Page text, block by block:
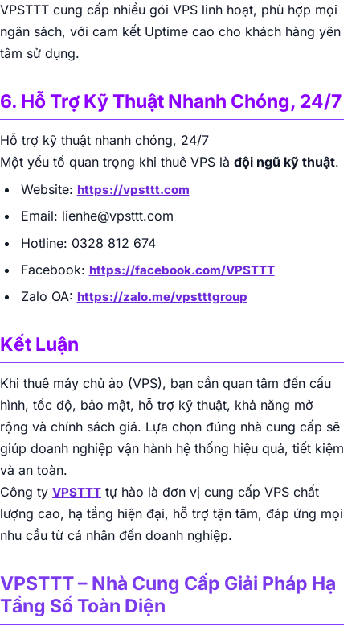
VPSTTT cung cấp nhiều gói VPS linh hoạt, phù hợp mọi
ngân sách, với cam kết Uptime cao cho khách hàng yên
tâm sử dụng.
6. Hỗ Trợ Kỹ Thuật Nhanh Chóng, 24/7
Hỗ trợ kỹ thuật nhanh chóng, 24/7
Một yếu tố quan trọng khi thuê VPS là đội ngũ kỹ thuật.
Website: https://vpsttt.com
Email: lienhe@vpsttt.com
Hotline: 0328 812 674
Facebook: https://facebook.com/VPSTTT
Zalo OA: https://zalo.me/vpstttgroup
Kết Luận
Khi thuê máy chủ ảo (VPS), bạn cần quan tâm đến cấu
hình, tốc độ, bảo mật, hỗ trợ kỹ thuật, khả năng mở
rộng và chính sách giá. Lựa chọn đúng nhà cung cấp sẽ
giúp doanh nghiệp vận hành hệ thống hiệu quả, tiết kiệm
và an toàn.
Công ty VPSTTT tự hào là đơn vị cung cấp VPS chất
lượng cao, hạ tầng hiện đại, hỗ trợ tận tâm, đáp ứng mọi
nhu cầu từ cá nhân đến doanh nghiệp.
VPSTTT – Nhà Cung Cấp Giải Pháp Hạ
Tầng Số Toàn Diện